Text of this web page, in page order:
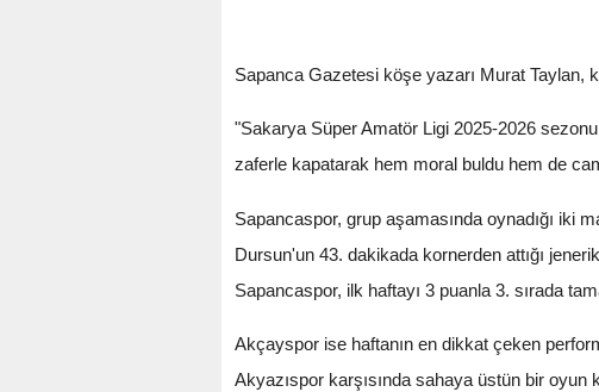
Sapanca Gazetesi köşe yazarı Murat Taylan,
"Sakarya Süper Amatör Ligi 2025-2026
zaferle kapatarak hem moral buldu hem de
Sapancaspor, grup aşamasında oynadığı iki
Dursun'un 43. dakikada kornerden attığı
Sapancaspor, ilk haftayı 3 puanla 3. sırada
Akçayspor ise haftanın en dikkat çeken
Akyazıspor karşısında sahaya üstün bir